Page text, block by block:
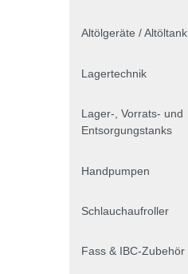
Altölgeräte / Altöltank
Lagertechnik
Lager-, Vorrats- und
Entsorgungstanks
Handpumpen
Schlauchaufroller
Fass & IBC-Zubehör